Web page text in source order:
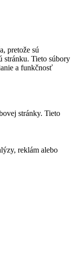
pretože sú
stránku. Tieto súbory
a funkčnosť
stránky. Tieto
reklám alebo